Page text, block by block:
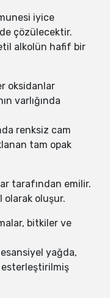
iyice
çözülecektir.
alkolün hafif bir
oksidanlar
varlığında
renksiz cam
tam opak
tarafından emilir.
oluşur.
bitkiler ve
yağda,